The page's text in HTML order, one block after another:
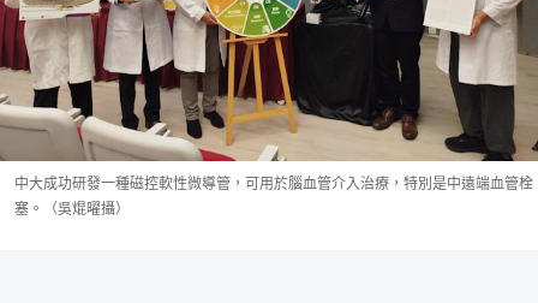
中大成功研發一種磁控軟性微導管，可用於腦血管介入治療，特別是中遠端血管栓
塞。（吳焜曜攝）